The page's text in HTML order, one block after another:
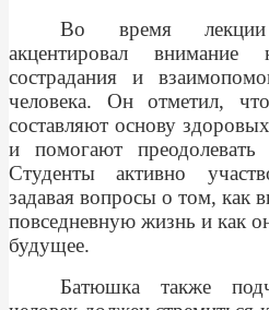
Во время
акцентировал
сострадания и
человека. Он отметил,
составляют основу
и помогают преодолевать
Студенты активно
задавая вопросы о том, как
повседневную жизнь и как
будущее.
Батюшка также